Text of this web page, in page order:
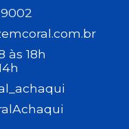
9002
às 18h